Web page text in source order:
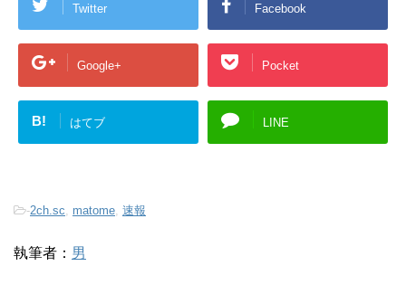
Twitter Facebook
Google+ Pocket
B! はてブ LINE
-2ch.sc, matome, 速報
執筆者： 男